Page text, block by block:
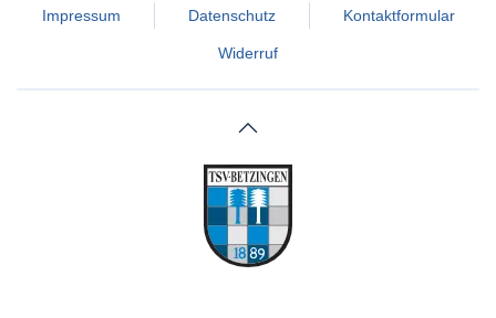
Impressum Datenschutz Kontaktformular
Widerruf